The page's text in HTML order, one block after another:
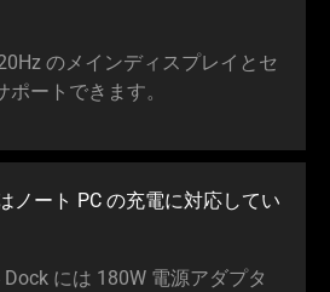
のメインディスプレイとセ
ポートでき ます。
ノート PC の充電に対応してい
Dock には 180W 電源アダプタ